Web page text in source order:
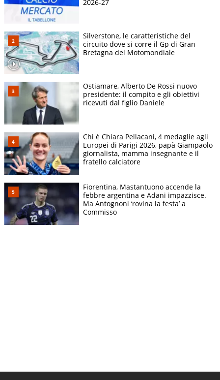
2026-27
Silverstone, le caratteristiche del
circuito dove si corre il Gp di Gran
Bretagna del Motomondiale
Ostiamare, Alberto De Rossi nuovo
presidente: il compito e gli obiettivi
ricevuti dal figlio Daniele
Chi è Chiara Pellacani, 4 medaglie agli
Europei di Parigi 2026, papà Giampaolo
giornalista, mamma insegnante e il
fratello calciatore
Fiorentina, Mastantuono accende la
febbre argentina e Adani impazzisce.
Ma Antognoni ‘rovina la festa’ a
Commisso